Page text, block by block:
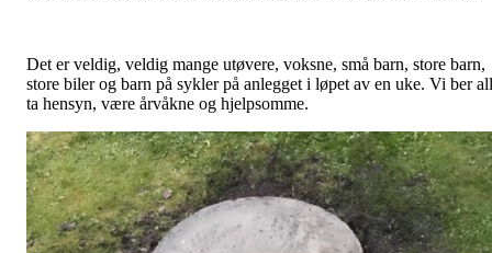
Det er veldig, veldig mange utøvere, voksne, små barn, store barn,
store biler og barn på sykler på anlegget i løpet av en uke. Vi ber
ta hensyn, være årvåkne og hjelpsomme.